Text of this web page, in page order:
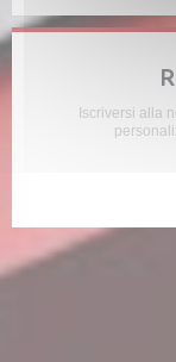
Iscriversi alla